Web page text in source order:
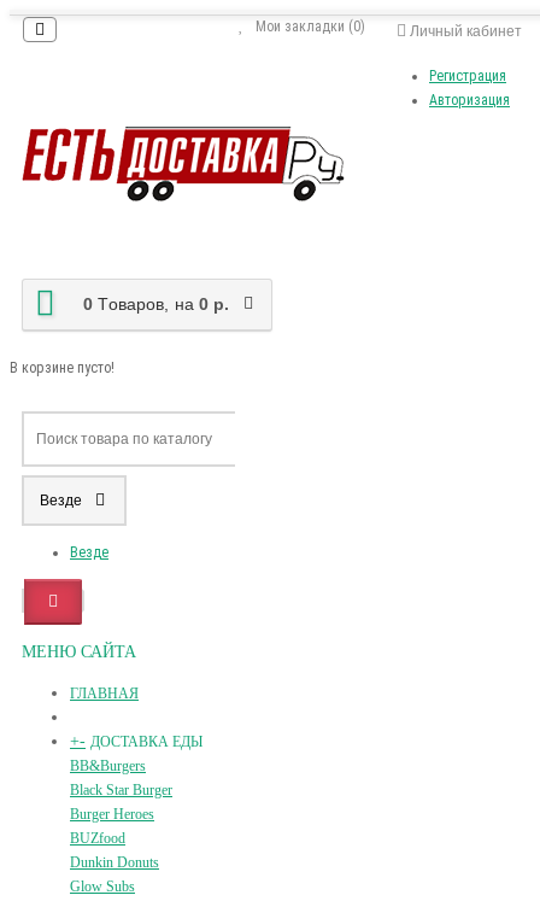
Личный кабинет
Регистрация
Авторизация
Мои закладки (0)
0 Tоваров, на 0 р.
В корзине пусто!
Везде
Везде
МЕНЮ САЙТА
ГЛАВНАЯ
+- ДОСТАВКА ЕДЫ
BB&Burgers
Black Star Burger
Burger Heroes
BUZfood
Dunkin Donuts
Glow Subs